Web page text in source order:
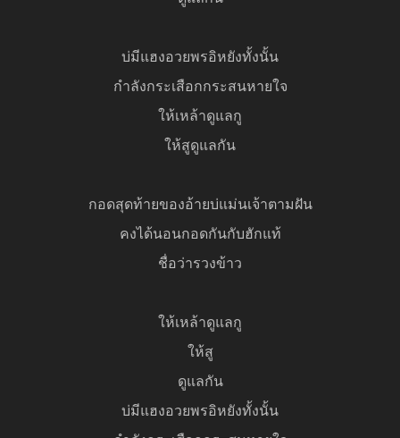
บ่มีแฮงอวยพรอิหยังทั้งนั้น
กำลังกระเสือกกระสนหายใจ
ให้เหล้าดูแลกู
ให้สูดูแลกัน
กอดสุดท้ายของอ้ายบ่แม่นเจ้าตามฝัน
คงได้นอนกอดกันกับฮักแท้
ชื่อว่ารวงข้าว
ให้เหล้าดูแลกู
ให้สู
ดูแลกัน
บ่มีแฮงอวยพรอิหยังทั้งนั้น